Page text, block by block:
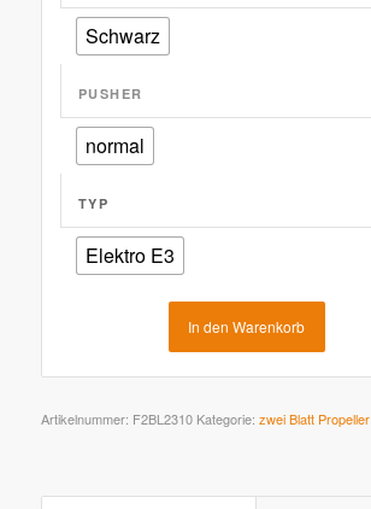
Schwarz
PUSHER
normal
TYP
Elektro E3
In den Warenkorb
Artikelnummer: F2BL2310 Kategorie: zwei Blatt Propeller